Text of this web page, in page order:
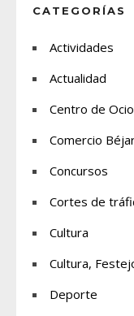
CATEGORÍAS
Actividades
Actualidad
Centro de Ocio
Comercio
Concursos
Cortes de
Cultura
Cultura,
Deporte